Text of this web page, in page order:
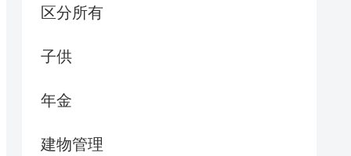
区分所有
子供
年金
建物管理